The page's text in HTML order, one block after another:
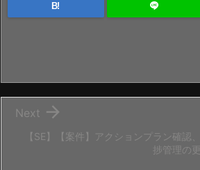
B!
【SE】【案件】アクションプラン確認
捗管理の

Next